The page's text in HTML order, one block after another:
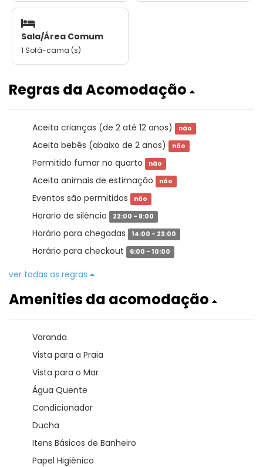
Sala/Área Comum
1 Sofá-cama (s)
Regras da Acomodação
Aceita crianças (de 2 até 12 anos) não
Aceita bebês (abaixo de 2 anos) não
Permitido fumar no quarto não
Aceita animais de estimação não
Eventos são permitidos não
Horario de silêncio 22:00 - 8:00
Horário para chegadas 14:00 - 23:00
Horário para checkout 6:00 - 10:00
ver todas as regras
Amenities da acomodação
Varanda
Vista para a Praia
Vista para o Mar
Água Quente
Condicionador
Ducha
Itens Básicos de Banheiro
Papel Higiênico